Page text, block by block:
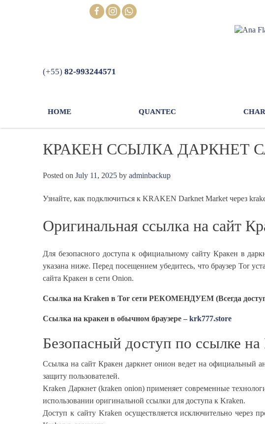
(+55) 82-993244571
HOME QUANTEC
КРАКЕН ССЫЛКА ДАРКНЕТ
Posted on July 11, 2025 by adminbackup
Узнайте, как подключиться к KRAKEN Darknet Market через
Оригинальная ссылка на сайт
Для безопасного доступа к официальному сайту Кракен в
указана ниже. Перед посещением убедитесь, что браузер Tor
сайта Кракен в сети Onion.
Ссылка на Kraken в Tor сети РЕКОМЕНДУЕМ (Всегда
Ссылка на кракен в обычном браузере – krk777.store
Безопасный доступ по ссылке
Ссылка на сайт Кракен даркнет онион ведет на официальный
защиту пользователей.
Kraken Даркнет (kraken onion) применяет современные
использовании оригинальной ссылки для доступа к Kraken.
Доступ к сайту Kraken осуществляется исключительно через